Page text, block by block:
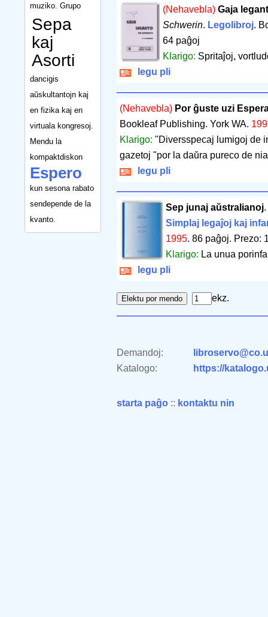
muziko. Grupo
Sepa
kaj
Asorti
dancigis
aŭskultantojn kaj
en fizika kaj en
virtuala kongresoj.
Mendu la
kompaktdiskon
Espero
kun sesona rabato
sendepende de la
kvanto.
(Nehavebla) Gaja
Schwerin. Legolibroj.
64 paĝoj
Klarigo: Spritaĵoj,
legu pli
(Nehavebla) Por ĝuste uzi
Bookleaf Publishing. York WA.
Klarigo: "Diversspecaj lumigoj de
gazetoj "por la daŭra pureco de
legu pli
Sep junaj aŭstralianoj.
Simplaj legaĵoj kaj
1995. 86 paĝoj. Prezo:
Klarigo: La unua
legu pli
ekz.
Demandoj:
Katalogo:
https://
starta paĝo :: kontaktu nin